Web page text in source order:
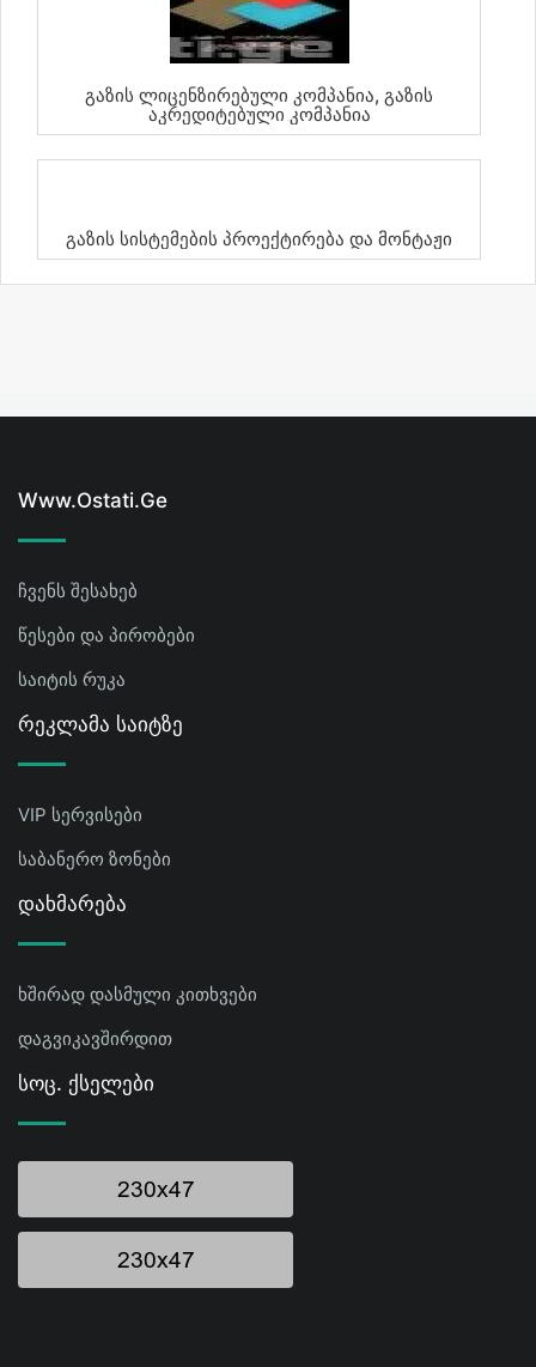
Გაზის Ლიცენზირებული Კომპანია, Გაზის
Აკრედიტებული Კომპანია
Გაზის Სისტემების Პროექტირება Და Მონტაჟი
Www.ostati.ge
ჩვენს შესახებ
წესები და პირობები
საიტის რუკა
Რეკლამა Საიტზე
VIP სერვისები
საბანერო ზონები
Დახმარება
ხშირად დასმული კითხვები
დაგვიკავშირდით
Სოც. Ქსელები